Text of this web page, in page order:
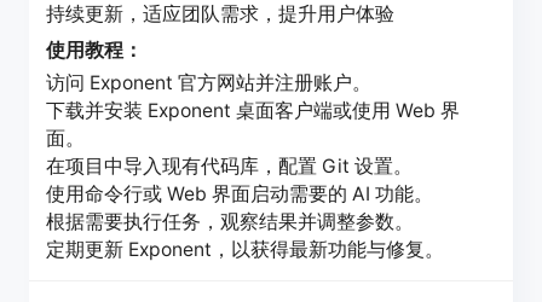
持续更新，适应团队需求，提升用户体验
使用教程：
访问 Exponent 官方网站并注册账户。
下载并安装 Exponent 桌面客户端或使用 Web 界
面。
在项目中导入现有代码库，配置 Git 设置。
使用命令行或 Web 界面启动需要的 AI 功能。
根据需要执行任务，观察结果并调整参数。
定期更新 Exponent，以获得最新功能与修复。